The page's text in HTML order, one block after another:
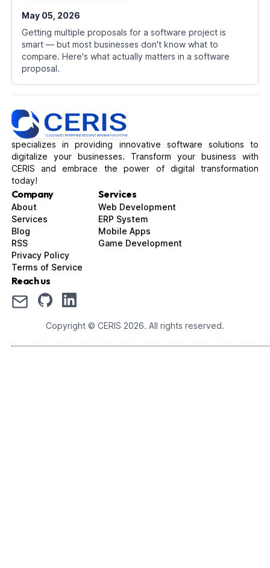
May 05, 2026
Getting multiple proposals for a software project is
smart — but most businesses don't know what to
compare. Here's what actually matters in a software
proposal.
specializes in providing innovative software solutions to
digitalize your businesses. Transform your business with
CERIS and embrace the power of digital transformation
today!
Company
About
Services
Blog
RSS
Privacy Policy
Terms of Service
Services
Web Development
ERP System
Mobile Apps
Game Development
Reach us
Copyright © CERIS 2026. All rights reserved.